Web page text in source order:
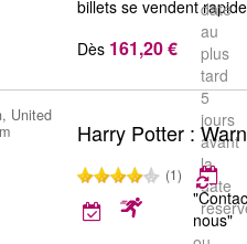
date
au
plus
tard
5
jours
avant
la
date
billets se vendent
Dès 161,20 €
United
Harry Potter :
(1)
nous"